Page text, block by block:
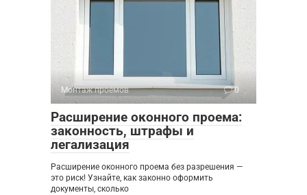
Монтаж проемов 0
Расширение оконного проема:
законность, штрафы и
легализация
Расширение оконного проема без разрешения —
это риск! Узнайте, как законно оформить
документы, сколько